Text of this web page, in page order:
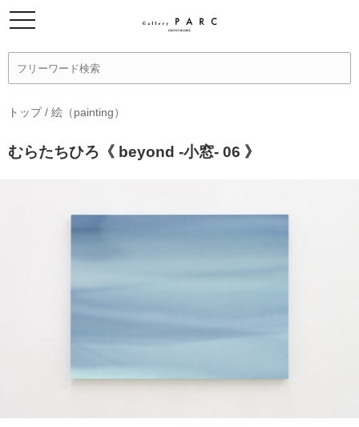
トップ/ 絵（painting）
むらたちひろ《 beyond -小窓- 06 》